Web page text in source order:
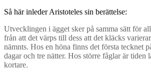
Så här inleder Aristoteles sin berättelse:
Utvecklingen i ägget sker på samma sätt för
från att det värps till dess att det kläcks
nämnts. Hos en höna finns det första tecknet
dagar och tre nätter. Hos större fåglar är tiden
kortare.